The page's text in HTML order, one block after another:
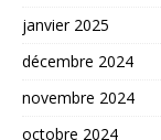
janvier 2025
décembre 2024
novembre 2024
octobre 2024